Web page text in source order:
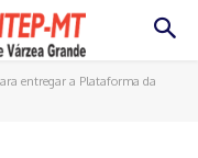
entregar a Plataforma da